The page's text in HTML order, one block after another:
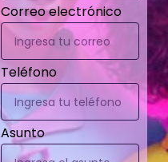
Correo electrónico
Teléfono
Asunto